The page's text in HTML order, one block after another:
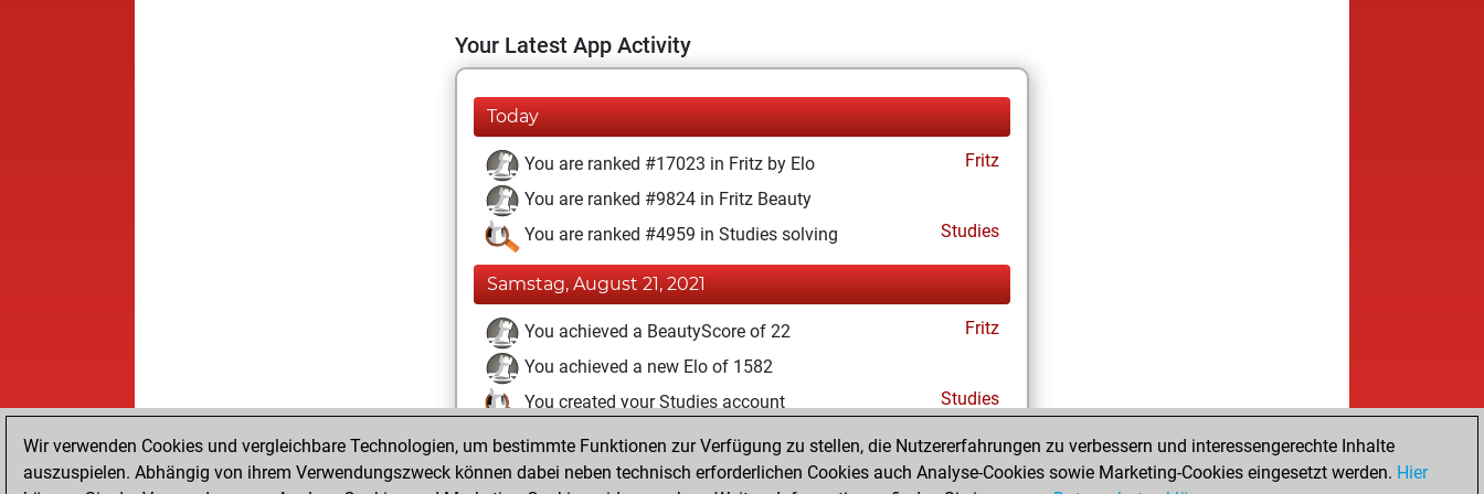
Your Latest App Activity
Today
You are ranked #17023 in Fritz by Elo
Fritz
You are ranked #9824 in Fritz Beauty
You are ranked #4959 in Studies solving
Studies
Samstag, August 21, 2021
You achieved a BeautyScore of 22
Fritz
You achieved a new Elo of 1582
You created your Studies account
Studies
Mittwoch, Januar 6, 2021
Wir verwenden Cookies und vergleichbare Technologien, um bestimmte Funktionen zur Verfügung zu stellen, die Nutzererfahrungen zu verbessern und interessengerechte Inhalte
auszuspielen. Abhängig von ihrem Verwendungszweck können dabei neben technisch erforderlichen Cookies auch Analyse-Cookies sowie Marketing-Cookies eingesetzt werden. Hier